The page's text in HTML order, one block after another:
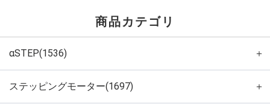
商品カテゴリ
αSTEP(1536) ＋
ステッピングモーター(1697) ＋